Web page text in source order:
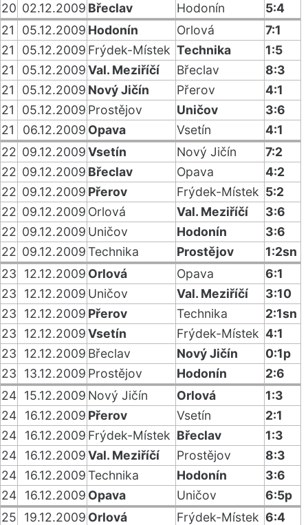
20 02.12.2009 Břeclav Hodonín
5:4
21
05.12.2009 Hodonín Orlová
7:1
21
05.12.2009 Frýdek-Místek Technika
1:5
21
05.12.2009Val. Meziříčí Břeclav
8:3
21
05.12.2009 Nový Jičín Přerov
4:1
21
05.12.2009 Prostějov Uničov
3:6
21
06.12.2009 Opava Vsetín
4:1
22 09.12.2009Vsetín Nový Jičín
7:2
22 09.12.2009 Břeclav Opava
4:2
22 09.12.2009 Přerov Frýdek-Místek 5:2
22 09.12.2009 Orlová Val. Meziříčí
3:6
22 09.12.2009 Uničov Hodonín
3:6
22 09.12.2009Technika Prostějov
1:2sn
23
12.12.2009 Orlová Opava
6:1
23
12.12.2009 Uničov Val. Meziříčí
3:10
23
12.12.2009 Přerov Technika
2:1sn
23
12.12.2009Vsetín Frýdek-Místek 4:1
23
12.12.2009 Břeclav Nový Jičín
0:1p
23
13.12.2009 Prostějov Hodonín
2:6
24 15.12.2009 Nový Jičín Orlová
1:3
24
16.12.2009 Přerov Vsetín
2:1
24
16.12.2009 Frýdek-Místek Břeclav
1:3
24
16.12.2009Val. Meziříčí Prostějov
8:3
24
16.12.2009Technika Hodonín
3:6
24
16.12.2009 Opava Uničov
6:5p
25
19.12.2009 Orlová Frýdek-Místek 6:4